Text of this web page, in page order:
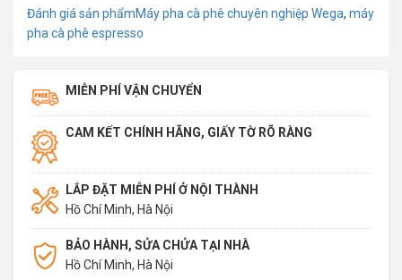
Chuyên
mục:
Đánh giá sản phẩmTừ
khoá
Máy pha cà phê chuyên nghiệp Wega, máy
pha cà phê espresso
MIỄN PHÍ VẬN CHUYỂN
CAM KẾT CHÍNH HÃNG, GIẤY TỜ RÕ RÀNG
LẮP ĐẶT MIỄN PHÍ Ở NỘI THÀNH
Hồ Chí Minh, Hà Nội
BẢO HÀNH, SỬA CHỬA TẠI NHÀ
Hồ Chí Minh, Hà Nội